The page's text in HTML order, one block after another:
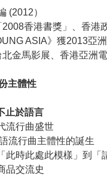
(2012）
2008香港書獎」、香
ASIA》獲2013亞
金馬影展、香港亞洲
主體性
止於語言
流行曲盛世
流行曲主體性的誕生
時此處此模樣」到「
品交流史